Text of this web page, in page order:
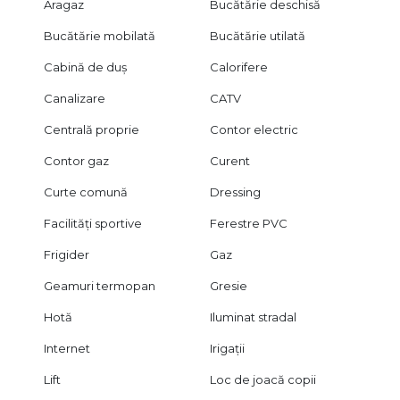
Aragaz Bucătărie deschisă
Bucătărie mobilată Bucătărie utilată
Cabină de duș Calorifere
Canalizare CATV
Centrală proprie Contor electric
Contor gaz Curent
Curte comună Dressing
Facilități sportive Ferestre PVC
Frigider Gaz
Geamuri termopan Gresie
Hotă Iluminat stradal
Internet Irigații
Lift Loc de joacă copii